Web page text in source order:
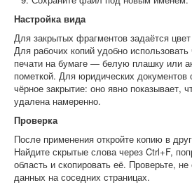
Настройка вида
Для закрытых фрагментов задаётся
Для рабочих копий удобно
печати на бумаге — белую плашку или
пометкой. Для юридических документов
чёрное закрытие: оно явно показывает,
удалена намеренно.
Проверка
После применения откройте копию в
Найдите скрытые слова через Ctrl+F,
область и скопировать её. Проверьте,
данных на соседних страницах.